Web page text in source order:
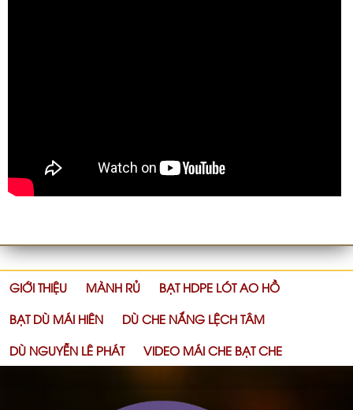
GIỚI THIỆU MÀNH RỦ
BẠT HDPE LÓT AO HỒ
BẠT DÙ MÁI HIÊN
DÙ CHE NẮNG LỆCH TÂM
DÙ NGUYỄN LÊ PHÁT
VIDEO MÁI CHE BẠT CHE